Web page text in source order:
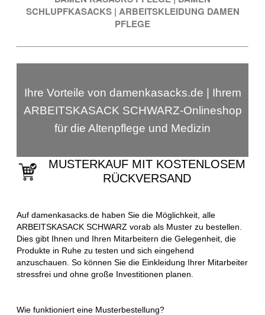
SCHLUPFKASACKS | ARBEITSKLEIDUNG DAMEN
PFLEGE
Ihre Vorteile von damenkasacks.de | Ihrem
ARBEITSKASACK SCHWARZ-Onlineshop
für die Altenpflege und Medizin
MUSTERKAUF MIT KOSTENLOSEM
RÜCKVERSAND
Auf damenkasacks.de haben Sie die Möglichkeit, alle
ARBEITSKASACK SCHWARZ vorab als Muster zu bestellen.
Dies gibt Ihnen und Ihren Mitarbeitern die Gelegenheit, die
Produkte in Ruhe zu testen und sich eingehend
anzuschauen. So können Sie die Einkleidung Ihrer Mitarbeiter
stressfrei und ohne große Investitionen planen.
Wie funktioniert eine Musterbestellung?